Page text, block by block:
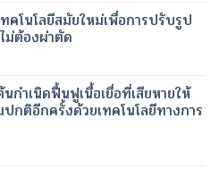
คโนโลยีสมัยใหม่เพื่อการปรับรูป
ม่ต้องผ่าตัด
กำเนิดฟื้นฟูเนื้อเยื่อที่เสียหายให้
กติอีกครั้งด้วยเทคโนโลยีทางการ